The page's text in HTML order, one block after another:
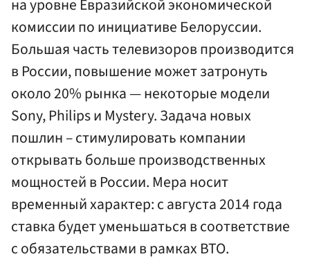
на уровне Евразийской экономической
комиссии по инициативе Белоруссии.
Большая часть телевизоров производится
в России, повышение может затронуть
около 20% рынка — некоторые модели
Sony, Philips и Mystery. Задача новых
пошлин – стимулировать компании
открывать больше производственных
мощностей в России. Мера носит
временный характер: с августа 2014 года
ставка будет уменьшаться в соответствие
с обязательствами в рамках ВТО.